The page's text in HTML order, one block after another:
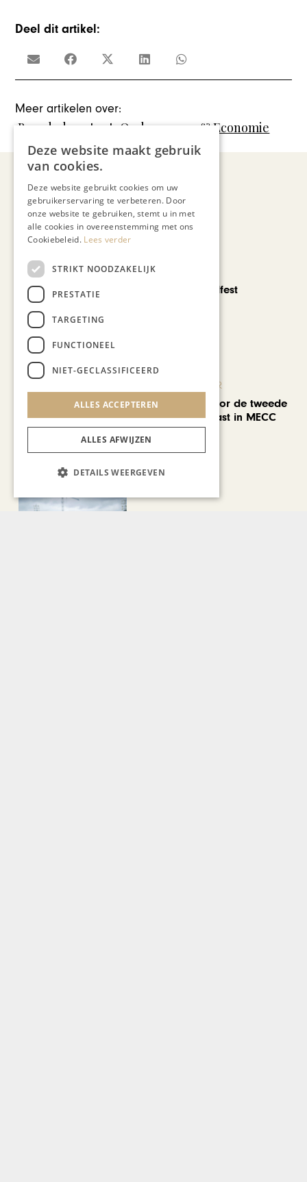
Deel dit artikel:
Meer artikelen over:
Branded content,Ondernemen & Economie
Recent nieuws
CHAPEAU TV
Noorbeek Foodfest
KUNST & CULTUUR
EuropArtFair voor de tweede
keer op rij te gast in MECC
Maastricht
Deze website maakt gebruik
van cookies.
Deze website gebruikt cookies om uw
gebruikerservaring te verbeteren. Door
onze website te gebruiken, stemt u in met
alle cookies in overeenstemming met ons
Cookiebeleid. Lees verder
STRIKT NOODZAKELIJK
PRESTATIE
TARGETING
FUNCTIONEEL
NIET-GECLASSIFICEERD
ALLES ACCEPTEREN
ALLES AFWIJZEN
DETAILS WEERGEVEN